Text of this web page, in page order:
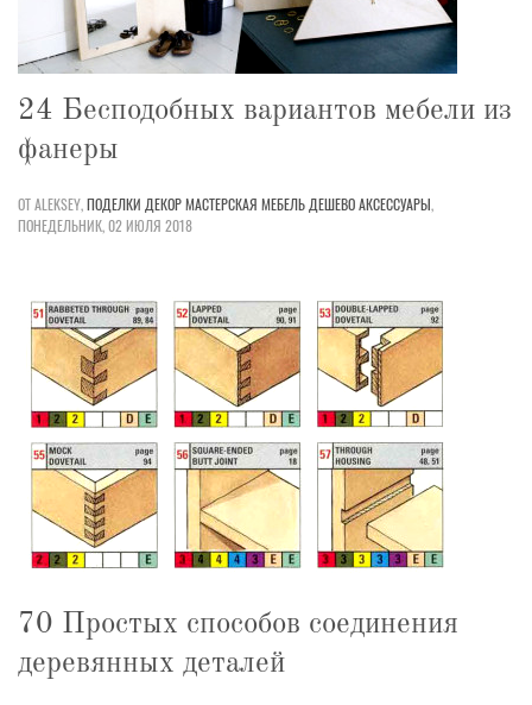
24 Бесподобных вариантов мебели из
фанеры
ОТ ALEKSEY,ПОДЕЛКИ ДЕКОРМАСТЕРСКАЯ МЕБЕЛЬ ДЕШЕВОАКСЕССУАРЫ,
ПОНЕДЕЛЬНИК, 02 ИЮЛЯ 2018
70 Простых способов соединения
деревянных деталей